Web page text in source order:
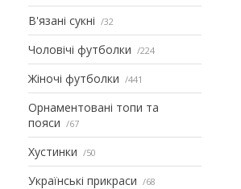
В'язані сукні 32
Чоловічі футболки 224
Жіночі футболки 441
Орнаментовані топи та
пояси
67
Хустинки 50
Українські прикраси 68